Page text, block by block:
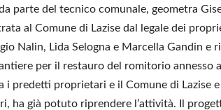
parte del tecnico comunale, geometra
al Comune di Lazise dal legale dei
Nalin, Lida Selogna e Marcella Gandin e
per il restauro del romitorio annesso
predetti proprietari e il Comune di Lazise e
ha già potuto riprendere l’attività. Il